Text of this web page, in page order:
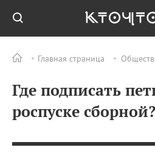
Главная страница
Где подписать
роспуске сборной?